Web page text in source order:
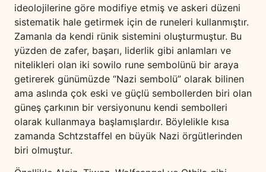
ideolojilerine göre modifiye etmiş ve askeri düzeni
sistematik hale getirmek için de runeleri kullanmıştır.
Zamanla da kendi rünik sistemini oluşturmuştur. Bu
yüzden de zafer, başarı, liderlik gibi anlamları ve
nitelikleri olan iki sowilo rune sembolünü bir araya
getirerek günümüzde “Nazi sembolü” olarak bilinen
ama aslında çok eski ve güçlü sembollerden biri olan
güneş çarkının bir versiyonunu kendi sembolleri
olarak kullanmaya başlamışlardır. Böylelikle kısa
zamanda Schtzstaffel en büyük Nazi örgütlerinden
biri olmuştur.